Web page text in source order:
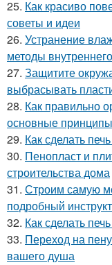
25. Как красиво
советы и идеи
26. Устранение
методы
27. Защитите
выбрасывать
28. Как правильно
основные
29. Как сделать
30. Пенопласт и
строительства дома
31. Строим самую
подробный
32. Как сделать
33. Переход на
вашего душа